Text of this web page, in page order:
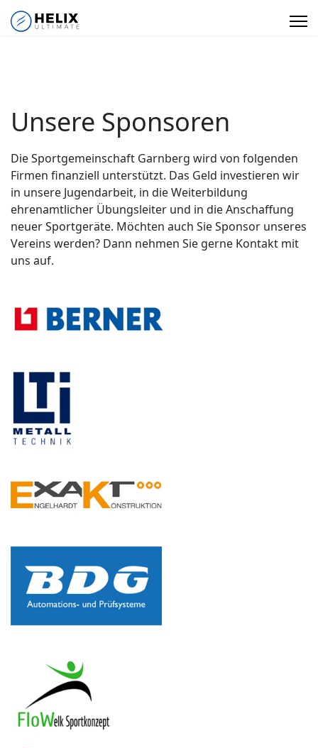
Unsere Sponsoren
Die Sportgemeinschaft Garnberg wird von folgenden
Firmen finanziell unterstützt. Das Geld investieren wir
in unsere Jugendarbeit, in die Weiterbildung
ehrenamtlicher Übungsleiter und in die Anschaffung
neuer Sportgeräte. Möchten auch Sie Sponsor unseres
Vereins werden? Dann nehmen Sie gerne Kontakt mit
uns auf.